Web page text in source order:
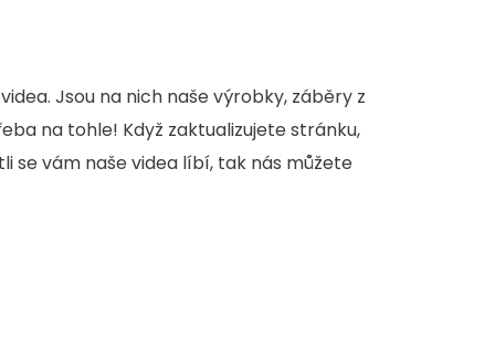
Jsou na nich naše výrobky, záběry z
na tohle! Když zaktualizujete stránku,
se vám naše videa líbí, tak nás můžete